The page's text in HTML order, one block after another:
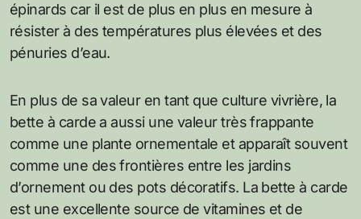
épinards car il est de plus en plus en mesure à
résister à des températures plus élevées et des
pénuries d’eau.
En plus de sa valeur en tant que culture vivrière, la
bette à carde a aussi une valeur très frappante
comme une plante ornementale et apparaît souvent
comme une des frontières entre les jardins
d’ornement ou des pots décoratifs. La bette à carde
est une excellente source de vitamines et de